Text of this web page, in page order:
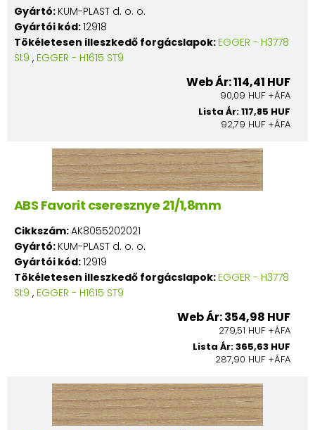
Gyártó: KUM-PLAST d. o. o.
Gyártói kód:12918
Tökéletesen illeszkedő forgácslapok: EGGER - H3778
St9 , EGGER - H1615 ST9
Web Ár: 114,41 HUF
90,09 HUF +ÁFA
Lista Ár: 117,85 HUF
92,79 HUF +ÁFA
ABS Favorit cseresznye 21/1,8mm
Cikkszám:AK8055202021
Gyártó: KUM-PLAST d. o. o.
Gyártói kód:12919
Tökéletesen illeszkedő forgácslapok: EGGER - H3778
St9 , EGGER - H1615 ST9
Web Ár: 354,98 HUF
279,51 HUF +ÁFA
Lista Ár: 365,63 HUF
287,90 HUF +ÁFA